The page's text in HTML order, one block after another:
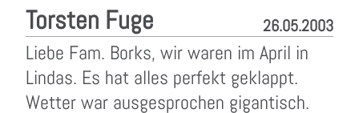
Torsten Fuge 26.05.2003
Liebe Fam. Borks, wir waren im April in
Lindas. Es hat alles perfekt geklappt.
Wetter war ausgesprochen gigantisch.